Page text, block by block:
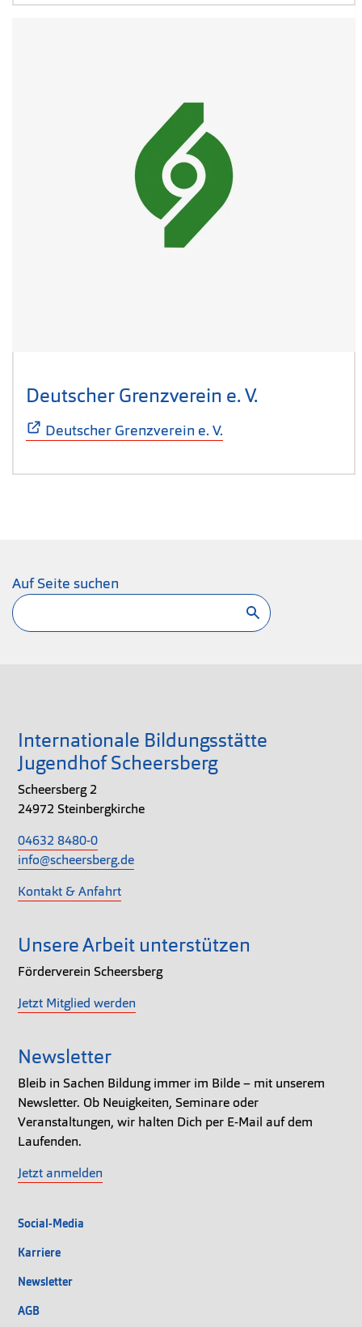
Deutscher Grenzverein e. V.
Deutscher Grenzverein e. V.
Auf Seite suchen
Suchen
Internationale Bildungsstätte
Jugendhof Scheersberg
Scheersberg 2
24972 Steinbergkirche
04632 8480-0
info@scheersberg.de
Kontakt & Anfahrt
Unsere Arbeit unterstützen
Förderverein Scheersberg
Jetzt Mitglied werden
Newsletter
Bleib in Sachen Bildung immer im Bilde – mit unserem
Newsletter. Ob Neuigkeiten, Seminare oder
Veranstaltungen, wir halten Dich per E-Mail auf dem
Laufenden.
Jetzt anmelden
Social-Media
Karriere
Newsletter
AGB